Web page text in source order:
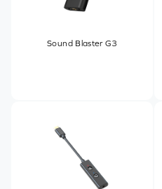
Sound Blaster G3